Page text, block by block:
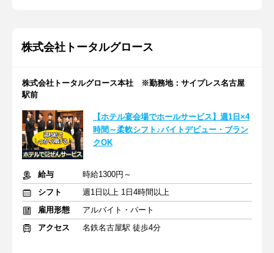
株式会社トータルグロース
株式会社トータルグロース本社 ※勤務地：サイプレス名古屋
駅前
【ホテル宴会場でホールサービス】週1日×4
時間～柔軟シフト♪バイトデビュー・ブラン
クOK
給与
時給1300円～
シフト
週1日以上 1日4時間以上
雇用形態
アルバイト・パート
アクセス
名鉄名古屋駅 徒歩4分